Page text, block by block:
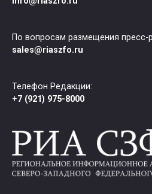
По вопросам размещения пресс-
sales@riaszfo.ru
Телефон Редакции:
+7 (921) 975-8000